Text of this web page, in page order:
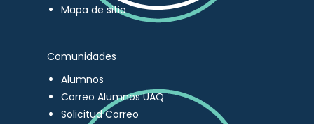
Mapa de sitio
Comunidades
Alumnos
Correo Alumnos UAQ
Solicitud Correo